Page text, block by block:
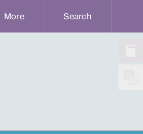
More Search